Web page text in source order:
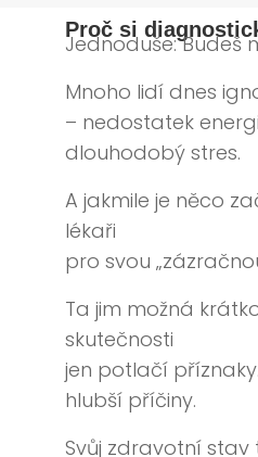
Proč si
Jednoduše: Budeš
Mnoho lidí dnes
– nedostatek
dlouhodobý stres.
A jakmile je něco
lékaři
pro svou
Ta jim možná
skutečnosti
jen potlačí
hlubší příčiny.
Svůj zdravotní stav